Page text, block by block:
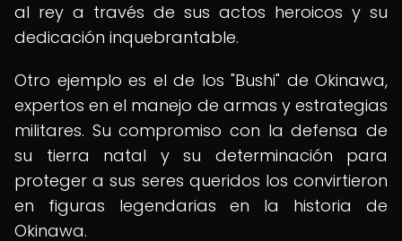
al rey a través de sus actos heroicos y su
dedicación inquebrantable.
Otro ejemplo es el de los "Bushi" de Okinawa,
expertos en el manejo de armas y estrategias
militares. Su compromiso con la defensa de
su tierra natal y su determinación para
proteger a sus seres queridos los convirtieron
en figuras legendarias en la historia de
Okinawa.